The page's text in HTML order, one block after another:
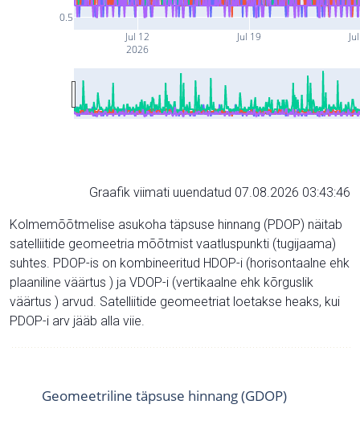
Jul 12
2026
Jul 19
0.5
Graafik viimati uuendatud 07.08.2026 03:43:46
Kolmemõõtmelise asukoha täpsuse hinnang (PDOP) näitab
satelliitide geomeetria mõõtmist vaatluspunkti (tugijaama)
suhtes. PDOP-is on kombineeritud HDOP-i (horisontaalne ehk
plaaniline väärtus ) ja VDOP-i (vertikaalne ehk kõrguslik
väärtus ) arvud. Satelliitide geomeetriat loetakse heaks, kui
PDOP-i arv jääb alla viie.
Geomeetriline täpsuse hinnang (GDOP)